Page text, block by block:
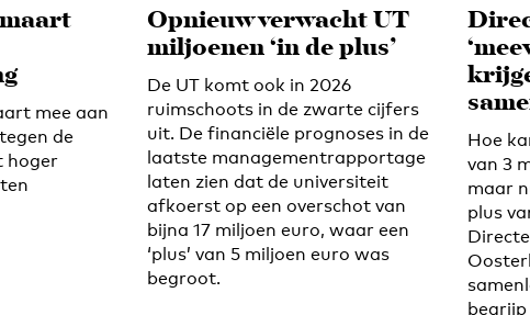
mee aan
de
hoger
Opnieuw verwacht UT
miljoenen ‘in de plus’
De UT komt ook in 2026
ruimschoots in de zwarte cijfers
uit. De financiële prognoses in de
laatste managementrapportage
laten zien dat de universiteit
afkoerst op een overschot van
bijna 17 miljoen euro, waar een
‘plus’ van 5 miljoen euro was
begroot.
Hoe
van 3
maar
plus